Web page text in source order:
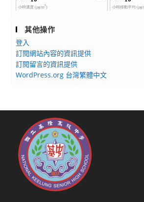
其他操作
登入
訂閱網站內容的資訊提供
訂閱留言的資訊提供
WordPress.org 台灣繁體中文